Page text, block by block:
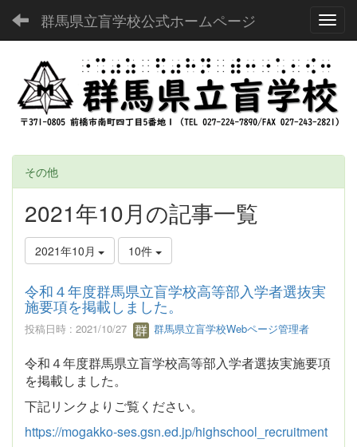
群馬県立盲学校公式ホームページ
その他
2021年10月の記事一覧
2021年10月 10件
令和４年度群馬県立盲学校高等部入学者選抜実
施要項を掲載しました。
投稿日時 : 2021/10/27 群馬県立盲学校Webページ管理者
令和４年度群馬県立盲学校高等部入学者選抜実施要項
を掲載しました。
下記リンクよりご覧ください。
https://mogakko-ses.gsn.ed.jp/highschool_recruitment